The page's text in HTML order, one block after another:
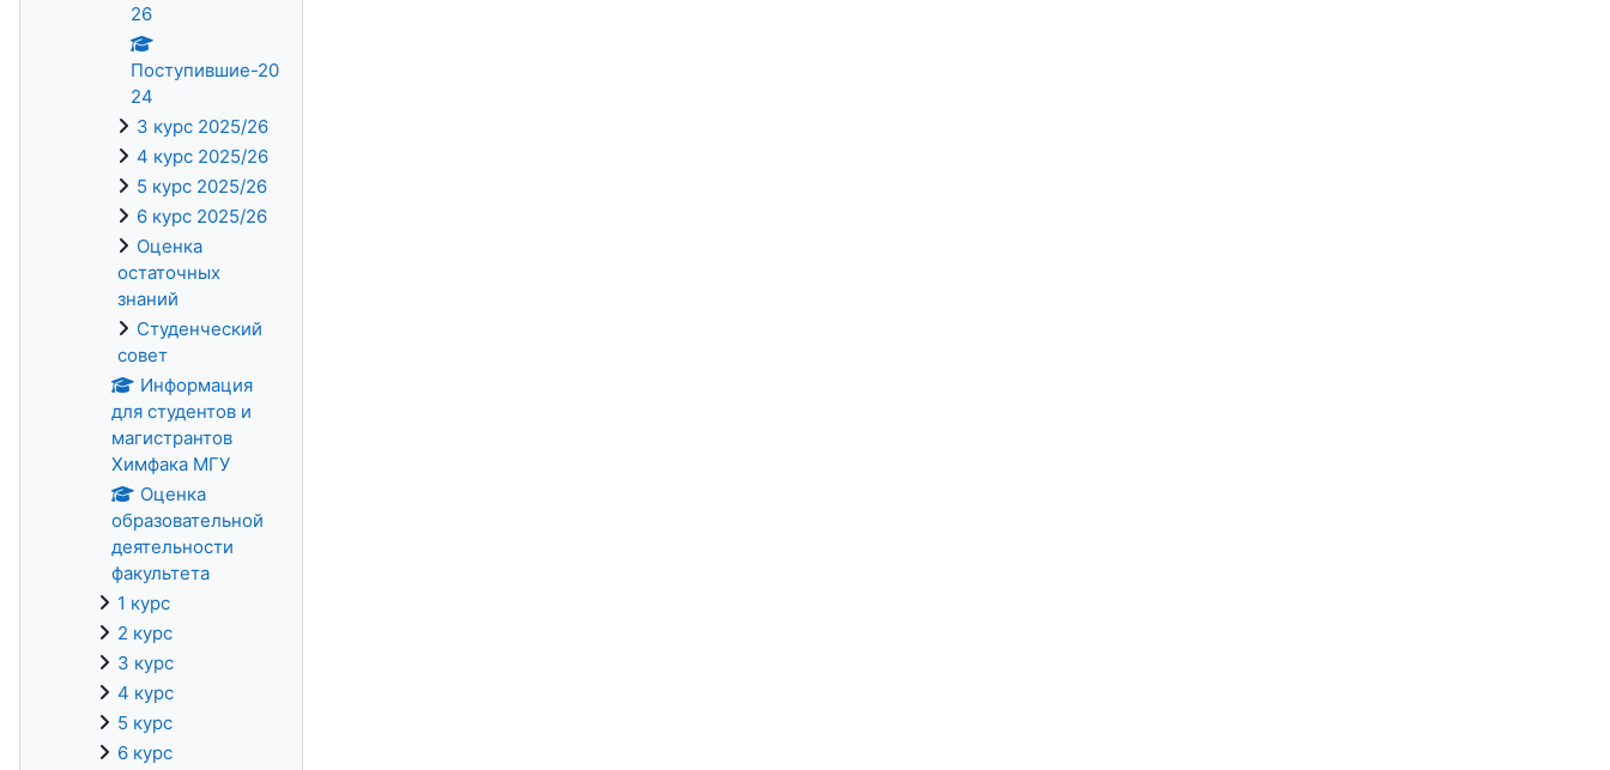
26
Поступившие-20
24
3 курс 2025/26
4 курс 2025/26
5 курс 2025/26
6 курс 2025/26
Оценка
остаточных
знаний
Студенческий
совет
Информация
для студентов и
магистрантов
Химфака МГУ
Оценка
образовательной
деятельности
факультета
1 курс
2 курс
3 курс
4 курс
5 курс
6 курс